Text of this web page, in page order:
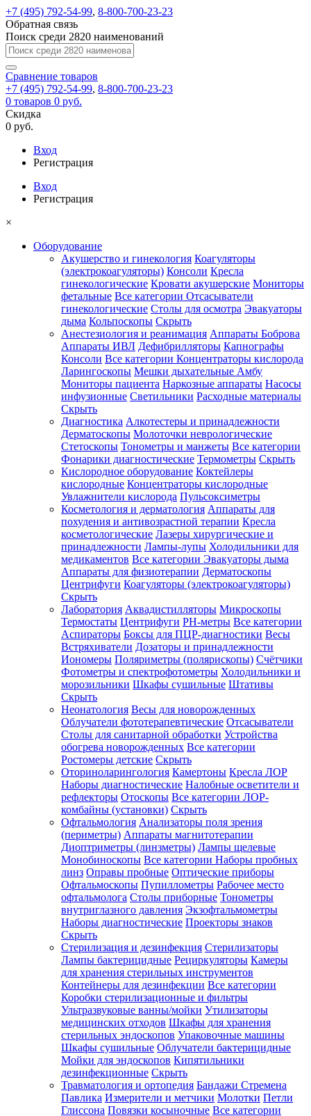
+7 (495) 792-54-99, 8-800-700-23-23
Обратная связь
Поиск среди 2820 наименований
Сравнение товаров
+7 (495) 792-54-99, 8-800-700-23-23
0 товаров 0 руб.
Скидка
0 руб.
Вход
Регистрация
Вход
Регистрация
×
Оборудование
Акушерство и гинекология Коагуляторы
(электрокоагуляторы) Консоли Кресла
гинекологические Кровати акушерские Мониторы
фетальные Все категории Отсасыватели
гинекологические Столы для осмотра Эвакуаторы
дыма Кольпоскопы Скрыть
Анестезиология и реанимация Аппараты Боброва
Аппараты ИВЛ Дефибрилляторы Капнографы
Консоли Все категории Концентраторы кислорода
Ларингоскопы Мешки дыхательные Амбу
Мониторы пациента Наркозные аппараты Насосы
инфузионные Светильники Расходные материалы
Скрыть
Диагностика Алкотестеры и принадлежности
Дерматоскопы Молоточки неврологические
Стетоскопы Тонометры и манжеты Все категории
Фонарики диагностические Термометры Скрыть
Кислородное оборудование Коктейлеры
кислородные Концентраторы кислородные
Увлажнители кислорода Пульсоксиметры
Косметология и дерматология Аппараты для
похудения и антивозрастной терапии Кресла
косметологические Лазеры хирургические и
принадлежности Лампы-лупы Холодильники для
медикаментов Все категории Эвакуаторы дыма
Аппараты для физиотерапии Дерматоскопы
Центрифуги Коагуляторы (электрокоагуляторы)
Скрыть
Лаборатория Аквадистилляторы Микроскопы
Термостаты Центрифуги PH-метры Все категории
Аспираторы Боксы для ПЦР-диагностики Весы
Встряхиватели Дозаторы и принадлежности
Иономеры Поляриметры (полярископы) Счётчики
Фотометры и спектрофотометры Холодильники и
морозильники Шкафы сушильные Штативы
Скрыть
Неонатология Весы для новорожденных
Облучатели фототерапевтические Отсасыватели
Столы для санитарной обработки Устройства
обогрева новорожденных Все категории
Ростомеры детские Скрыть
Оториноларингология Камертоны Кресла ЛОР
Наборы диагностические Налобные осветители и
рефлекторы Отоскопы Все категории ЛОР-
комбайны (установки) Скрыть
Офтальмология Анализаторы поля зрения
(периметры) Аппараты магнитотерапии
Диоптриметры (линзметры) Лампы щелевые
Монобиноскопы Все категории Наборы пробных
линз Оправы пробные Оптические приборы
Офтальмоскопы Пупиллометры Рабочее место
офтальмолога Столы приборные Тонометры
внутриглазного давления Экзофтальмометры
Наборы диагностические Проекторы знаков
Скрыть
Стерилизация и дезинфекция Стерилизаторы
Лампы бактерицидные Рециркуляторы Камеры
для хранения стерильных инструментов
Контейнеры для дезинфекции Все категории
Коробки стерилизационные и фильтры
Ультразвуковые ванны/мойки Утилизаторы
медицинских отходов Шкафы для хранения
стерильных эндоскопов Упаковочные машины
Шкафы сушильные Облучатели бактерицидные
Мойки для эндоскопов Кипятильники
дезинфекционные Скрыть
Травматология и ортопедия Бандажи Стремена
Павлика Измерители и метчики Молотки Петли
Глиссона Повязки косыночные Все категории